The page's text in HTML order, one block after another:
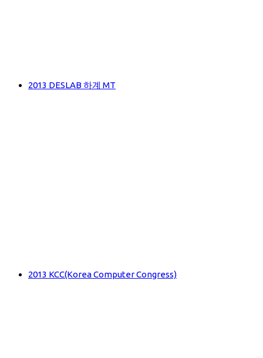
2013 DESLAB 하계 MT
2013 KCC(Korea Computer Congress)